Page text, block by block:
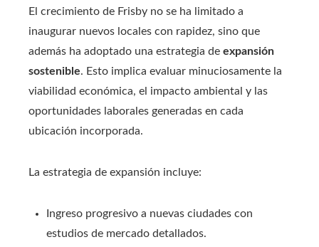
El crecimiento de Frisby no se ha limitado a
inaugurar nuevos locales con rapidez, sino que
además ha adoptado una estrategia de expansión
sostenible. Esto implica evaluar minuciosamente la
viabilidad económica, el impacto ambiental y las
oportunidades laborales generadas en cada
ubicación incorporada.
La estrategia de expansión incluye:
Ingreso progresivo a nuevas ciudades con
estudios de mercado detallados.